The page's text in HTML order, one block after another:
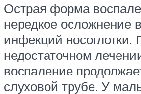
Острая форма
нередкое осложнение
инфекций носоглотки.
недостаточном
воспаление
слуховой трубе. У